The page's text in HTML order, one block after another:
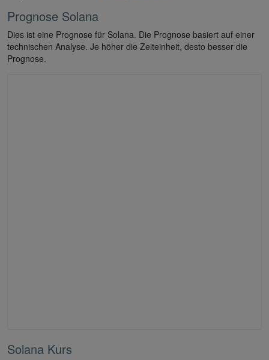
Prognose Solana
Dies ist eine Prognose für Solana. Die Prognose basiert auf einer
technischen Analyse. Je höher die Zeiteinheit, desto besser die
Prognose.
Solana Kurs